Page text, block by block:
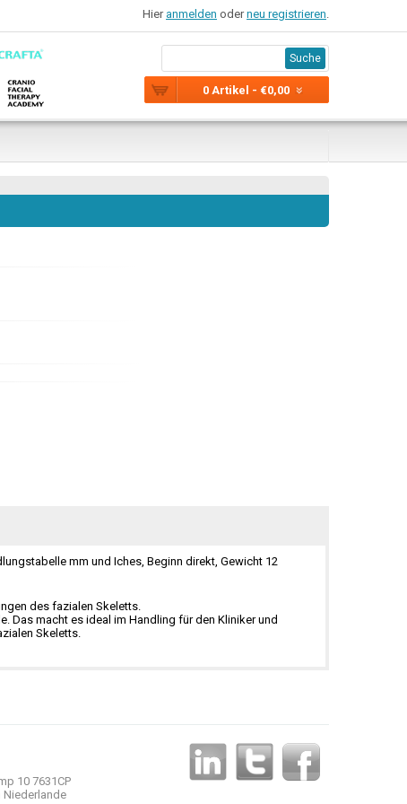
0 Artikel - €0,00
Suche
Hier anmelden oderneu registrieren.
mm und Iches, Beginn direkt, Gewicht 12
des fazialen Skeletts.
Das macht es ideal im Handling für den Kliniker und
Skeletts.
10 7631CP
Niederlande